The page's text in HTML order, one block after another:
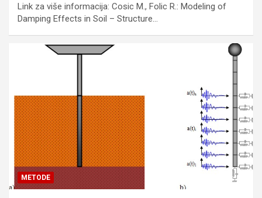
Link za više informacija: Cosic M., Folic R.: Modeling of
Damping Effects in Soil – Structure…
METODE